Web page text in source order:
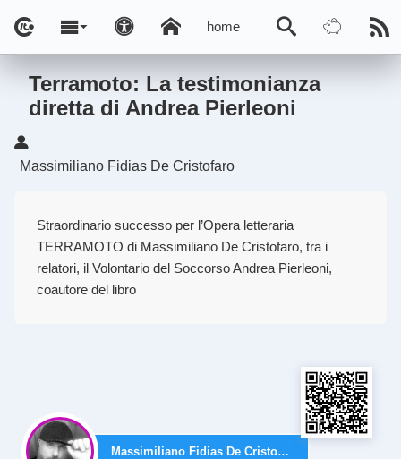
home
Terramoto: La testimonianza
diretta di Andrea Pierleoni
Massimiliano Fidias De Cristofaro
Straordinario successo per l’Opera letteraria
TERRAMOTO di Massimiliano De Cristofaro, tra i
relatori, il Volontario del Soccorso Andrea Pierleoni,
coautore del libro
Massimiliano Fidias De Cristofaro